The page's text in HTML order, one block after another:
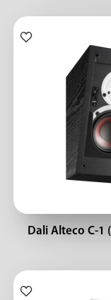
Dali Alteco C-